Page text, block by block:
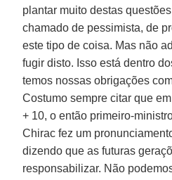
plantar muito destas
chamado de pessimista, de
este tipo de coisa. Mas não
fugir disto. Isso está dentro
temos nossas obrigações
Costumo sempre citar que
+ 10, o então primeiro-
Chirac fez um
dizendo que as futuras
responsabilizar. Não